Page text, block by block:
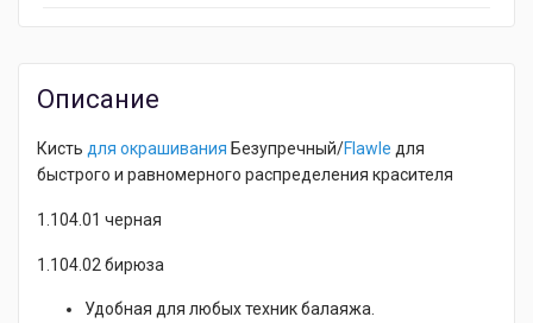
Описание
Кисть для окрашивания Безупречный/Flawle для
быстрого и равномерного распределения красителя
1.104.01 черная
1.104.02 бирюза
Удобная для любых техник балаяжа.